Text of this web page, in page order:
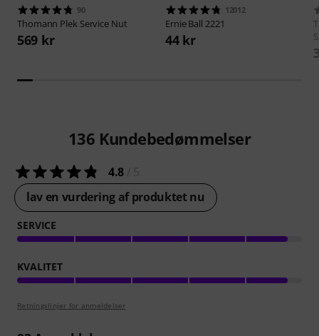
90
Thomann Plek Service Nut
569 kr
12012
Ernie Ball 2221
44 kr
136 Kundebedømmelser
4.8
lav en vurdering af produktet nu
SERVICE
KVALITET
Retningslinjer for anmeldelser